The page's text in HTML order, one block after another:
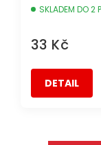
SKLADEM DO 2
33 Kč
DETAIL